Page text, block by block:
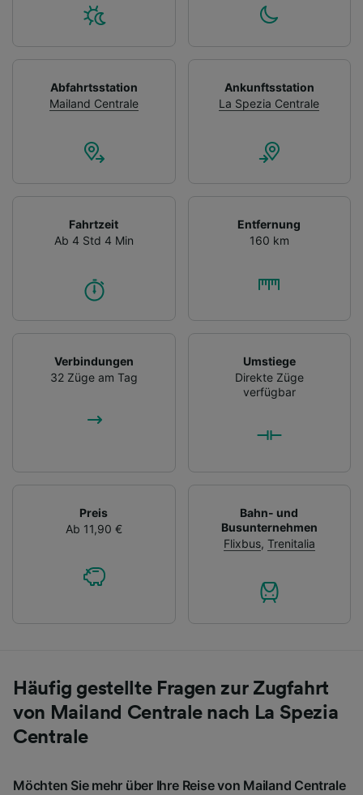
Abfahrtsstation
Mailand Centrale
Ankunftsstation
La Spezia Centrale
Fahrtzeit
Ab 4 Std 4 Min
Entfernung
160 km
Verbindungen
32 Züge am Tag
Umstiege
Direkte Züge
verfügbar
Preis
Ab 11,90 €
Bahn- und
Busunternehmen
Flixbus, Trenitalia
Häufig gestellte Fragen zur Zugfahrt
von Mailand Centrale nach La Spezia
Centrale
Möchten Sie mehr über Ihre Reise von Mailand Centrale